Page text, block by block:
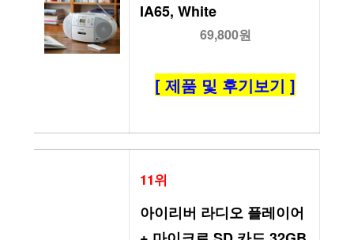
IA65, White
69,800원
[ 제품 및 후기보기 ]
11위
아이리버 라디오 플레이어